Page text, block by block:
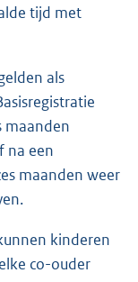
tijd met
als
maanden
na een
maanden weer
kinderen
co-ouder